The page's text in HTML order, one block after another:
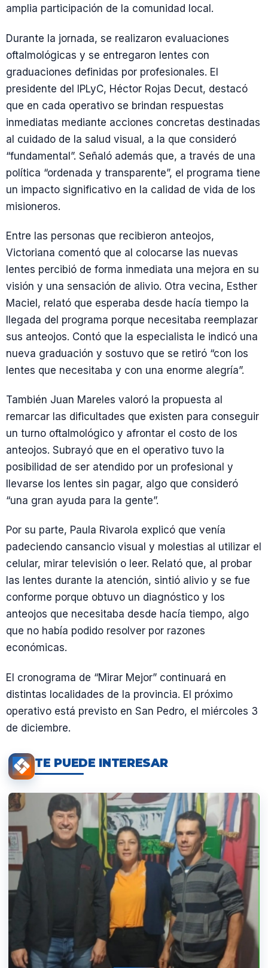
amplia participación de la comunidad local.
Durante la jornada, se realizaron evaluaciones
oftalmológicas y se entregaron lentes con
graduaciones definidas por profesionales. El
presidente del IPLyC, Héctor Rojas Decut, destacó
que en cada operativo se brindan respuestas
inmediatas mediante acciones concretas destinadas
al cuidado de la salud visual, a la que consideró
“fundamental”. Señaló además que, a través de una
política “ordenada y transparente”, el programa tiene
un impacto significativo en la calidad de vida de los
misioneros.
Entre las personas que recibieron anteojos,
Victoriana comentó que al colocarse las nuevas
lentes percibió de forma inmediata una mejora en su
visión y una sensación de alivio. Otra vecina, Esther
Maciel, relató que esperaba desde hacía tiempo la
llegada del programa porque necesitaba reemplazar
sus anteojos. Contó que la especialista le indicó una
nueva graduación y sostuvo que se retiró “con los
lentes que necesitaba y con una enorme alegría”.
También Juan Mareles valoró la propuesta al
remarcar las dificultades que existen para conseguir
un turno oftalmológico y afrontar el costo de los
anteojos. Subrayó que en el operativo tuvo la
posibilidad de ser atendido por un profesional y
llevarse los lentes sin pagar, algo que consideró
“una gran ayuda para la gente”.
Por su parte, Paula Rivarola explicó que venía
padeciendo cansancio visual y molestias al utilizar el
celular, mirar televisión o leer. Relató que, al probar
las lentes durante la atención, sintió alivio y se fue
conforme porque obtuvo un diagnóstico y los
anteojos que necesitaba desde hacía tiempo, algo
que no había podido resolver por razones
económicas.
El cronograma de “Mirar Mejor” continuará en
distintas localidades de la provincia. El próximo
operativo está previsto en San Pedro, el miércoles 3
de diciembre.
TE PUEDE INTERESAR